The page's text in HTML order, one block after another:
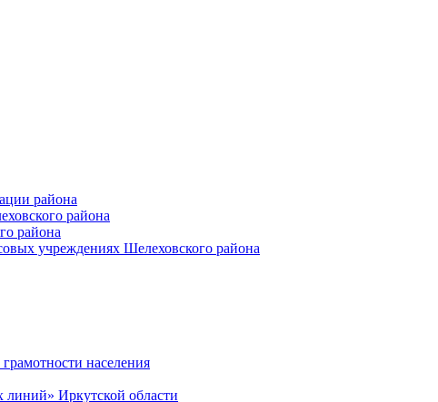
района
района
района
учреждениях Шелеховского района
населения
Иркутской области